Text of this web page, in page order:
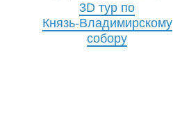
3D тур по
Князь-Владимирскому
собору